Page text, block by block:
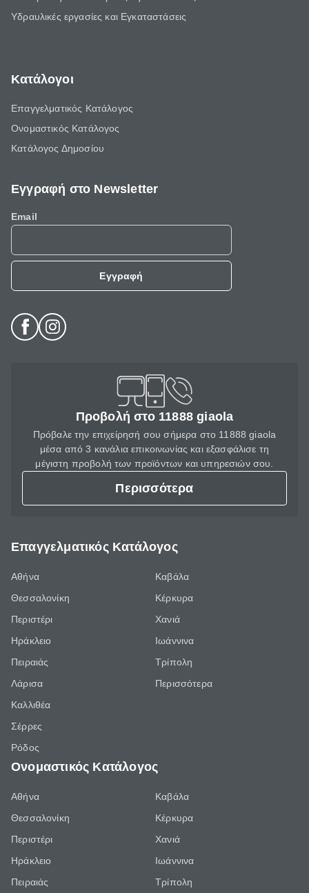
Υδραυλικές εργασίες και Εγκαταστάσεις
Κατάλογοι
Επαγγελματικός Κατάλογος
Ονομαστικός Κατάλογος
Κατάλογος Δημοσίου
Εγγραφή στο Newsletter
Email
Εγγραφή
Προβολή στο 11888 giaola
Πρόβαλε την επιχείρησή σου σήμερα στο 11888 giaola
μέσα από 3 κανάλια επικοινωνίας και εξασφάλισε τη
μέγιστη προβολή των προϊόντων και υπηρεσιών σου.
Περισσότερα
Επαγγελματικός Κατάλογος
Αθήνα
Θεσσαλονίκη
Περιστέρι
Ηράκλειο
Πειραιάς
Λάρισα
Καλλιθέα
Σέρρες
Ρόδος
Καβάλα
Κέρκυρα
Χανιά
Ιωάννινα
Τρίπολη
Περισσότερα
Ονομαστικός Κατάλογος
Αθήνα
Θεσσαλονίκη
Περιστέρι
Ηράκλειο
Πειραιάς
Καβάλα
Κέρκυρα
Χανιά
Ιωάννινα
Τρίπολη